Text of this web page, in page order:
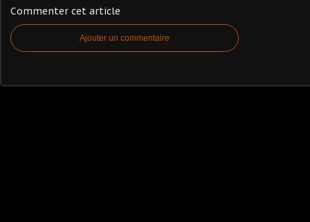
Commenter cet article
Ajouter un commentaire